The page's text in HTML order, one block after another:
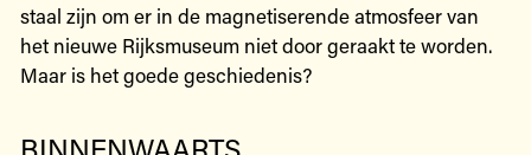
staal zijn om er in de magnetiserende atmosfeer van
het nieuwe Rijksmuseum niet door geraakt te worden.
Maar is het goede geschiedenis?